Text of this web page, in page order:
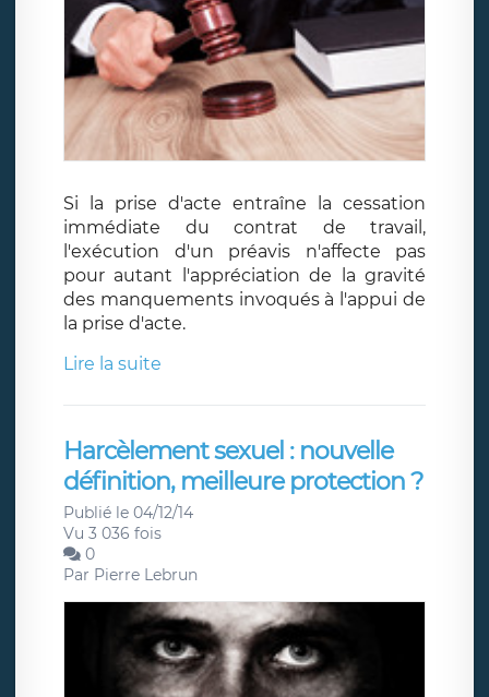
Si la prise d'acte entraîne la cessation
immédiate du contrat de travail,
l'exécution d'un préavis n'affecte pas
pour autant l'appréciation de la gravité
des manquements invoqués à l'appui de
la prise d'acte.
Lire la suite
Harcèlement sexuel : nouvelle
définition, meilleure protection ?
Publié le 04/12/14
Vu 3 036 fois
0
Par Pierre Lebrun